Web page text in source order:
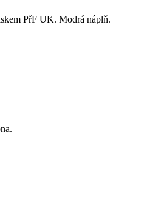
PřF UK. Modrá náplň.